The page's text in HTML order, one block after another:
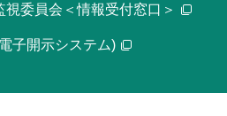
視委員会＜情報受付窓口＞
子開示システム)